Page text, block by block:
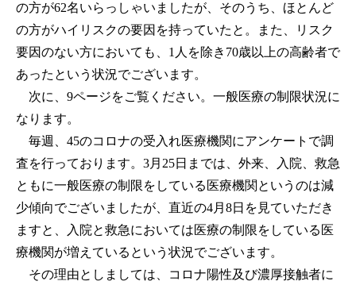
の方が62名いらっしゃいましたが、そのうち、ほとんど
の方がハイリスクの要因を持っていたと。また、リスク
要因のない方においても、1人を除き70歳以上の高齢者で
あったという状況でございます。
次に、9ページをご覧ください。一般医療の制限状況に
なります。
毎週、45のコロナの受入れ医療機関にアンケートで調
査を行っております。3月25日までは、外来、入院、救急
ともに一般医療の制限をしている医療機関というのは減
少傾向でございましたが、直近の4月8日を見ていただき
ますと、入院と救急においては医療の制限をしている医
療機関が増えているという状況でございます。
その理由としましては、コロナ陽性及び濃厚接触者に